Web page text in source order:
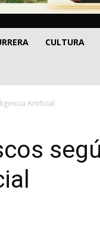
CULTURA
Artificial